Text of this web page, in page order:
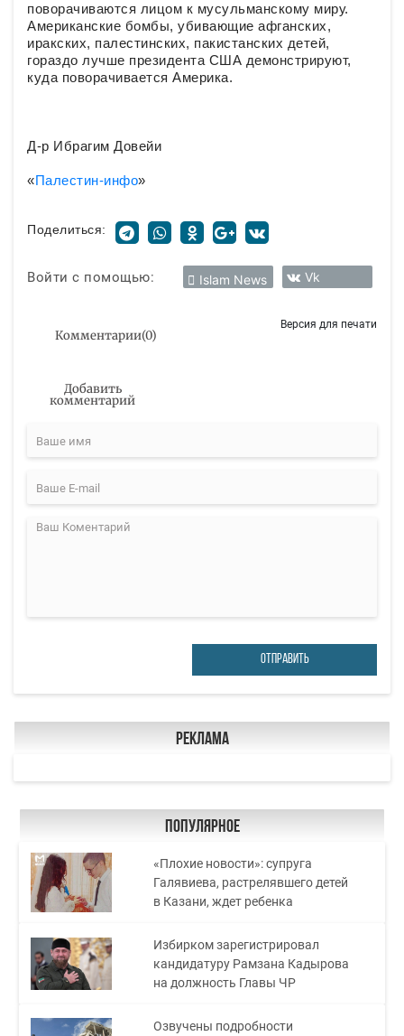
поворачиваются лицом к мусульманскому миру.
Американские бомбы, убивающие афганских,
иракских, палестинских, пакистанских детей,
гораздо лучше президента США демонстрируют,
куда поворачивается Америка.
Д-р Ибрагим Довейи
«Палестин-инфо»
Поделиться:
Войти с помощью: Islam News Vk
Комментарии(0)
Версия для печати
Добавить
комментарий
ОТПРАВИТЬ
Реклама
Популярное
«Плохие новости»: супруга
Галявиева, растрелявшего детей
в Казани, ждет ребенка
Избирком зарегистрировал
кандидатуру Рамзана Кадырова
на должность Главы ЧР
Озвучены подробности